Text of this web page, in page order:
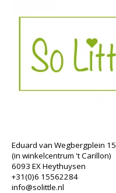
Eduard van Wegbergplein 15
(in winkelcentrum 't Carillon)
6093 EX Heythuysen
+31(0)6 15562284
info@solittle.nl